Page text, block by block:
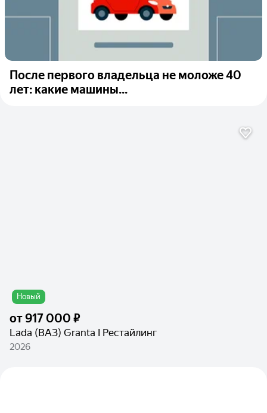
После первого владельца не моложе 40
лет: какие машины...
Новый
от917 000 ₽
Lada (ВАЗ) Granta I Рестайлинг
2026